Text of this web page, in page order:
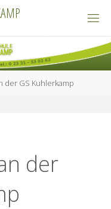
der GS Kuhlerkamp
der